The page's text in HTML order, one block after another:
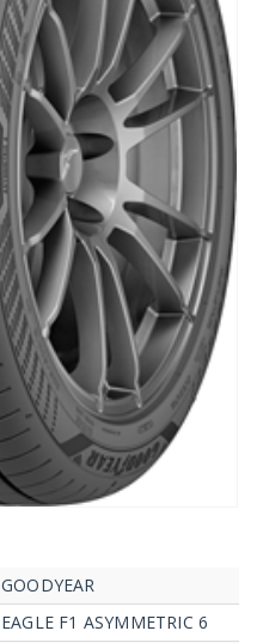
GOODYEAR
EAGLE F1 ASYMMETRIC 6